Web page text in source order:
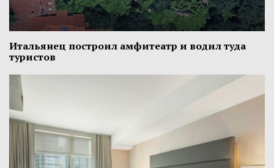
Итальянец построил амфитеатр и водил туда
туристов